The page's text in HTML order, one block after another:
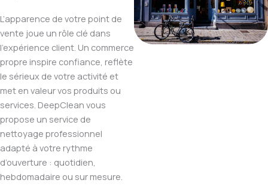
L’apparence de votre point de
vente joue un rôle clé dans
l’expérience client. Un commerce
propre inspire confiance, reflète
le sérieux de votre activité et
met en valeur vos produits ou
services. DeepClean vous
propose un service de
nettoyage professionnel
adapté à votre rythme
d’ouverture : quotidien,
hebdomadaire ou sur mesure.